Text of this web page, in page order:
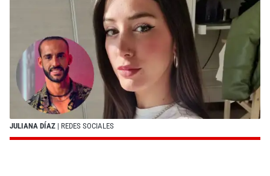
JULIANA DÍAZ | REDES SOCIALES